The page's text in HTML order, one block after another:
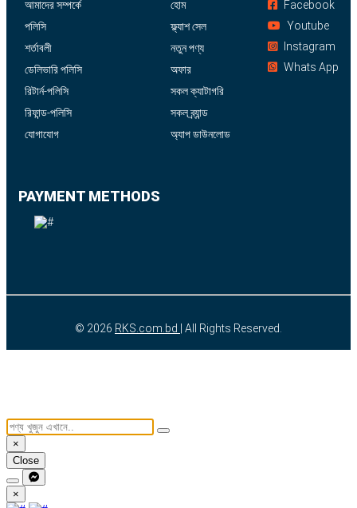
আমাদের সম্পর্কে
পলিসি
শর্তাবলী
ডেলিভারি পলিসি
রিটার্ন-পলিসি
রিফান্ড-পলিসি
যোগাযোগ
হোম
ফ্ল্যাশ সেল
নতুন পণ্য
অফার
সকল ক্যাটাগরি
সকল ব্র্যান্ড
অ্যাপ ডাউনলোড
Facebook
Youtube
Instagram
Whats App
PAYMENT METHODS
© 2026 RKS.com.bd | All Rights Reserved.
×
Close
×